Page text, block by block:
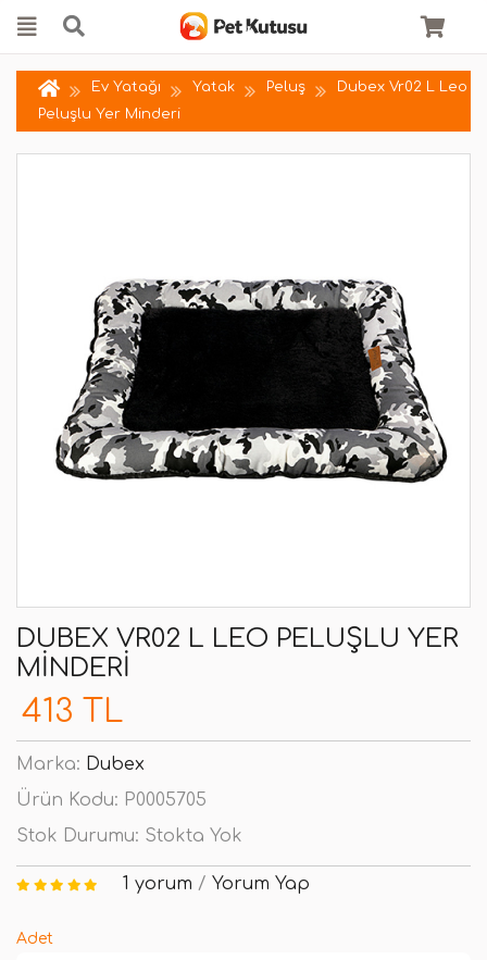
Ev Yatağı Yatak Peluş
Dubex Vr02 L Leo
Peluşlu Yer Minderi
DUBEX VR02 L LEO PELUŞLU YER
MINDERI
413 TL
Marka: Dubex
Ürün Kodu: P0005705
Stok Durumu: Stokta Yok
1 yorum / Yorum Yap
Adet